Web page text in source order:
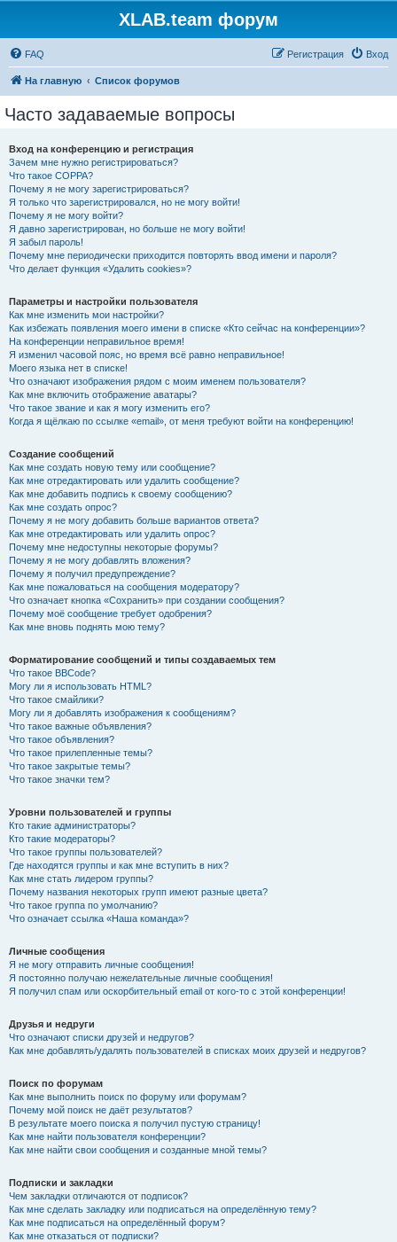
XLAB.team форум
FAQ Вход
Регистрация
На главную Список форумов
Часто задаваемые вопросы
Вход на конференцию и регистрация
Зачем мне нужно регистрироваться?
Что такое COPPA?
Почему я не могу зарегистрироваться?
Я только что зарегистрировался, но не могу войти!
Почему я не могу войти?
Я давно зарегистрирован, но больше не могу войти!
Я забыл пароль!
Почему мне периодически приходится повторять ввод имени и пароля?
Что делает функция «Удалить cookies»?
Параметры и настройки пользователя
Как мне изменить мои настройки?
Как избежать появления моего имени в списке «Кто сейчас на конференции»?
На конференции неправильное время!
Я изменил часовой пояс, но время всё равно неправильное!
Моего языка нет в списке!
Что означают изображения рядом с моим именем пользователя?
Как мне включить отображение аватары?
Что такое звание и как я могу изменить его?
Когда я щёлкаю по ссылке «email», от меня требуют войти на конференцию!
Создание сообщений
Как мне создать новую тему или сообщение?
Как мне отредактировать или удалить сообщение?
Как мне добавить подпись к своему сообщению?
Как мне создать опрос?
Почему я не могу добавить больше вариантов ответа?
Как мне отредактировать или удалить опрос?
Почему мне недоступны некоторые форумы?
Почему я не могу добавлять вложения?
Почему я получил предупреждение?
Как мне пожаловаться на сообщения модератору?
Что означает кнопка «Сохранить» при создании сообщения?
Почему моё сообщение требует одобрения?
Как мне вновь поднять мою тему?
Форматирование сообщений и типы создаваемых тем
Что такое BBCode?
Могу ли я использовать HTML?
Что такое смайлики?
Могу ли я добавлять изображения к сообщениям?
Что такое важные объявления?
Что такое объявления?
Что такое прилепленные темы?
Что такое закрытые темы?
Что такое значки тем?
Уровни пользователей и группы
Кто такие администраторы?
Кто такие модераторы?
Что такое группы пользователей?
Где находятся группы и как мне вступить в них?
Как мне стать лидером группы?
Почему названия некоторых групп имеют разные цвета?
Что такое группа по умолчанию?
Что означает ссылка «Наша команда»?
Личные сообщения
Я не могу отправить личные сообщения!
Я постоянно получаю нежелательные личные сообщения!
Я получил спам или оскорбительный email от кого-то с этой конференции!
Друзья и недруги
Что означают списки друзей и недругов?
Как мне добавлять/удалять пользователей в списках моих друзей и недругов?
Поиск по форумам
Как мне выполнить поиск по форуму или форумам?
Почему мой поиск не даёт результатов?
В результате моего поиска я получил пустую страницу!
Как мне найти пользователя конференции?
Как мне найти свои сообщения и созданные мной темы?
Подписки и закладки
Чем закладки отличаются от подписок?
Как мне сделать закладку или подписаться на определённую тему?
Как мне подписаться на определённый форум?
Как мне отказаться от подписки?